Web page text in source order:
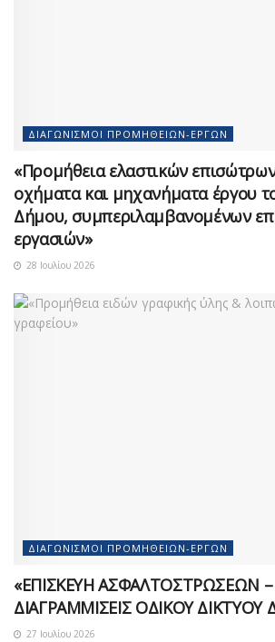
ΔΙΑΓΩΝΙΣΜΟΊ ΠΡΟΜΗΘΕΙΏΝ-ΈΡΓΩΝ
«Προμήθεια ελαστικών
οχήματα και μηχανήματα έργου
Δήμου, συμπεριλαμβανομένων
εργασιών»
28 Ιουλίου 2026
ΔΙΑΓΩΝΙΣΜΟΊ ΠΡΟΜΗΘΕΙΏΝ-ΈΡΓΩΝ
«ΕΠΙΣΚΕΥΗ ΑΣΦΑΛΤΟΣΤΡΩΣΕΩΝ –
ΔΙΑΓΡΑΜΜΙΣΕΙΣ ΟΔΙΚΟΥ ΔΙΚΤΥΟΥ
27 Ιουλίου 2026